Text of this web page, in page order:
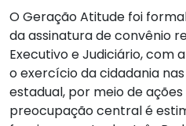
O Geração Atitude foi
da assinatura de convênio
Executivo e Judiciário, com
o exercício da cidadania
estadual, por meio de
preocupação central é